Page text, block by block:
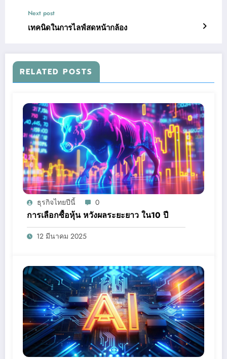
Next post
เทคนิดในการไลฟ์สดหน้ากล้อง
RELATED POSTS
ธุรกิจไทยปีนี้ 0
การเลือกซื้อหุ้น หวังผลระยะยาว ใน10 ปี
12 มีนาคม 2025